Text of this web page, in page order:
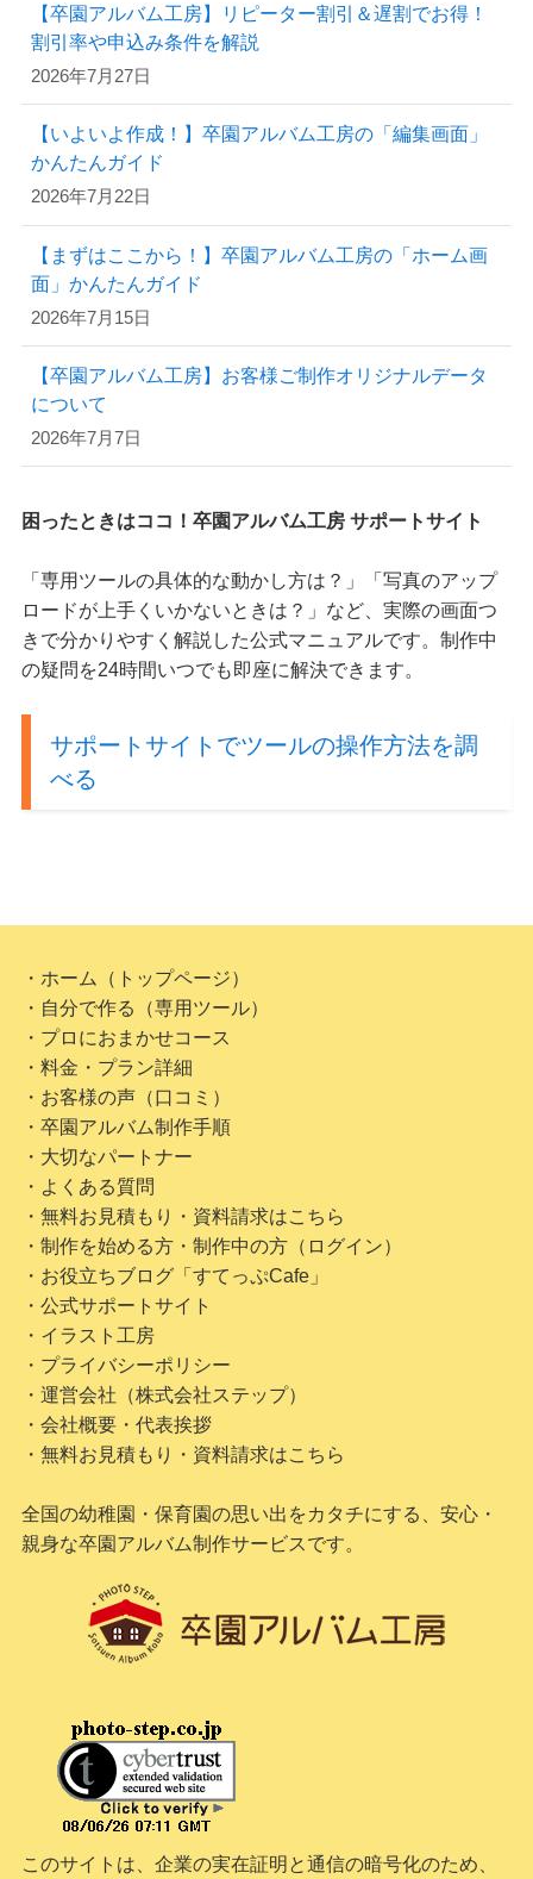
【卒園アルバム工房】リピーター割引＆遅割でお得！
割引率や申込み条件を解説
2026年7月27日
【いよいよ作成！】卒園アルバム工房の「編集画面」
かんたんガイド
2026年7月22日
【まずはここから！】卒園アルバム工房の「ホーム画
面」かんたんガイド
2026年7月15日
【卒園アルバム工房】お客様ご制作オリジナルデータ
について
2026年7月7日
困ったときはココ！卒園アルバム工房 サポートサイト
「専用ツールの具体的な動かし方は？」「写真のアップ
ロードが上手くいかないときは？」など、実際の画面つ
きで分かりやすく解説した公式マニュアルです。制作中
の疑問を24時間いつでも即座に解決できます。
サポートサイトでツールの操作方法を調
べる
・ホーム（トップページ）
・自分で作る（専用ツール）
・プロにおまかせコース
・料金・プラン詳細
・お客様の声（口コミ）
・卒園アルバム制作手順
・大切なパートナー
・よくある質問
・無料お見積もり・資料請求はこちら
・制作を始める方・制作中の方（ログイン）
・お役立ちブログ「すてっぷCafe」
・公式サポートサイト
・イラスト工房
・プライバシーポリシー
・運営会社（株式会社ステップ）
・会社概要・代表挨拶
・無料お見積もり・資料請求はこちら
全国の幼稚園・保育園の思い出をカタチにする、安心・
親身な卒園アルバム制作サービスです。
このサイトは、企業の実在証明と通信の暗号化のため、